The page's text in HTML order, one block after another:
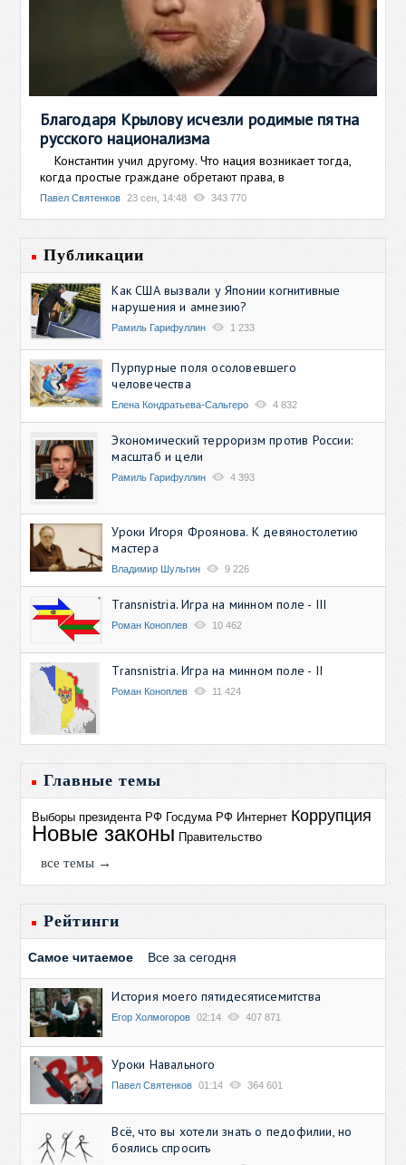
Благодаря Крылову исчезли родимые пятна
русского национализма
Константин учил другому. Что нация возникает тогда,
когда простые граждане обретают права, в
Павел Святенков 23 сен, 14:48 343 770
Публикации
Как США вызвали у Японии когнитивные
нарушения и амнезию?
Рамиль Гарифуллин 1 233
Пурпурные поля осоловевшего
человечества
Елена Кондратьева-Сальгеро 4 832
Экономический терроризм против России:
масштаб и цели
Рамиль Гарифуллин 4 393
Уроки Игоря Фроянова. К девяностолетию
мастера
Владимир Шульгин 9 226
Transnistria. Игра на минном поле - III
Роман Коноплев 10 462
Transnistria. Игра на минном поле - II
Роман Коноплев 11 424
Главные темы
Выборы президента РФ Госдума РФ Интернет Коррупция
Новые законы Правительство
все темы →
Рейтинги
Самое читаемое Все за сегодня
История моего пятидесятисемитства
Егор Холмогоров 02:14 407 871
Уроки Навального
Павел Святенков 01:14 364 601
Всё, что вы хотели знать о педофилии, но
боялись спросить